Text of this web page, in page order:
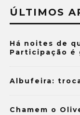
ÚLTIMOS
Há noites de
Participação é
Albufeira:
Chamem o